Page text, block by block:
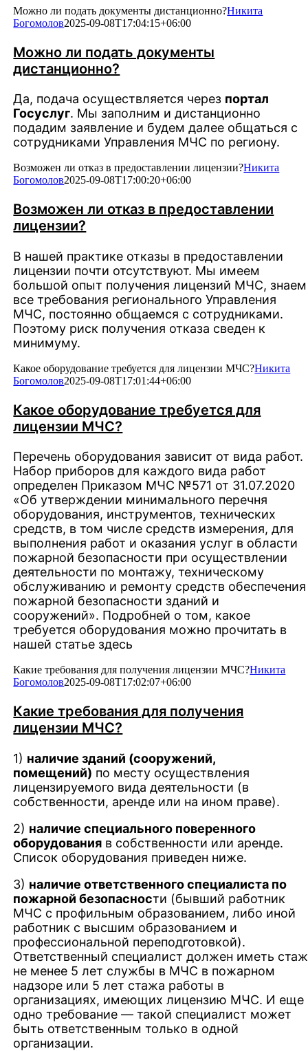
Можно ли подать документы дистанционно?Никита
Богомолов2025-09-08T17:04:15+06:00
Можно ли подать документы
дистанционно?
Да, подача осуществляется через портал
Госуслуг. Мы заполним и дистанционно
подадим заявление и будем далее общаться с
сотрудниками Управления МЧС по региону.
Возможен ли отказ в предоставлении лицензии?Никита
Богомолов2025-09-08T17:00:20+06:00
Возможен ли отказ в предоставлении
лицензии?
В нашей практике отказы в предоставлении
лицензии почти отсутствуют. Мы имеем
большой опыт получения лицензий МЧС, знаем
все требования регионального Управления
МЧС, постоянно общаемся с сотрудниками.
Поэтому риск получения отказа сведен к
минимуму.
Какое оборудование требуется для лицензии МЧС?Никита
Богомолов2025-09-08T17:01:44+06:00
Какое оборудование требуется для
лицензии МЧС?
Перечень оборудования зависит от вида работ.
Набор приборов для каждого вида работ
определен Приказом МЧС №571 от 31.07.2020
«Об утверждении минимального перечня
оборудования, инструментов, технических
средств, в том числе средств измерения, для
выполнения работ и оказания услуг в области
пожарной безопасности при осуществлении
деятельности по монтажу, техническому
обслуживанию и ремонту средств обеспечения
пожарной безопасности зданий и
сооружений». Подробней о том, какое
требуется оборудования можно прочитать в
нашей статье здесь
Какие требования для получения лицензии МЧС?Никита
Богомолов2025-09-08T17:02:07+06:00
Какие требования для получения
лицензии МЧС?
1) наличие зданий (сооружений,
помещений) по месту осуществления
лицензируемого вида деятельности (в
собственности, аренде или на ином праве).
2) наличие специального поверенного
оборудования в собственности или аренде.
Список оборудования приведен ниже.
3) наличие ответственного специалиста по
пожарной безопасности (бывший работник
МЧС с профильным образованием, либо иной
работник с высшим образованием и
профессиональной переподготовкой).
Ответственный специалист должен иметь стаж
не менее 5 лет службы в МЧС в пожарном
надзоре или 5 лет стажа работы в
организациях, имеющих лицензию МЧС. И еще
одно требование — такой специалист может
быть ответственным только в одной
организации.